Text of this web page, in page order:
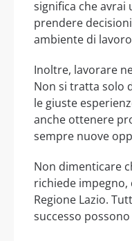
significa che
prendere
ambiente di
Inoltre, lavorare
Non si tratta solo
le giuste
anche ottenere
sempre nuove
Non dimenticare
richiede impegno,
Regione Lazio.
successo